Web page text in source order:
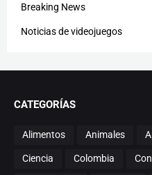
Breaking News
Noticias de videojuegos
CATEGORÍAS
Alimentos Animales
Ciencia Colombia